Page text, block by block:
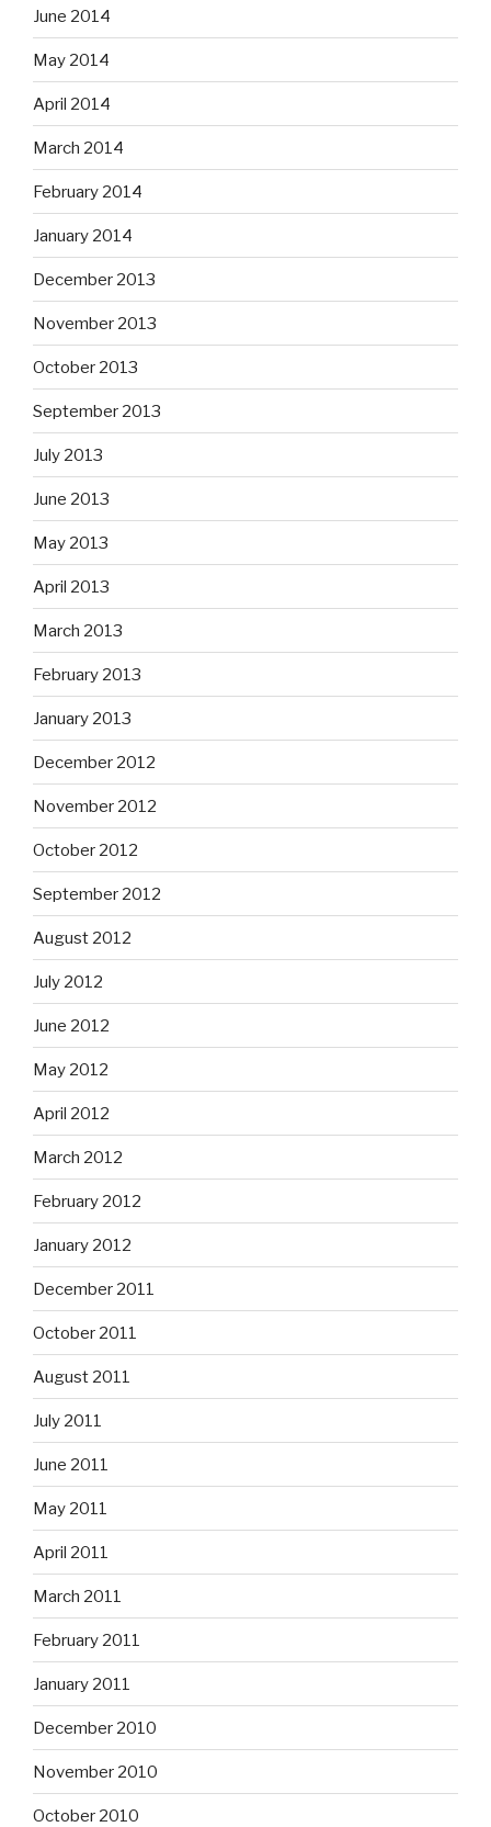
June 2014
May 2014
April 2014
March 2014
February 2014
January 2014
December 2013
November 2013
October 2013
September 2013
July 2013
June 2013
May 2013
April 2013
March 2013
February 2013
January 2013
December 2012
November 2012
October 2012
September 2012
August 2012
July 2012
June 2012
May 2012
April 2012
March 2012
February 2012
January 2012
December 2011
October 2011
August 2011
July 2011
June 2011
May 2011
April 2011
March 2011
February 2011
January 2011
December 2010
November 2010
October 2010